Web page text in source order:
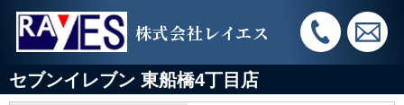
株式会社レイエス
セブンイレブン 東船橋4丁目店